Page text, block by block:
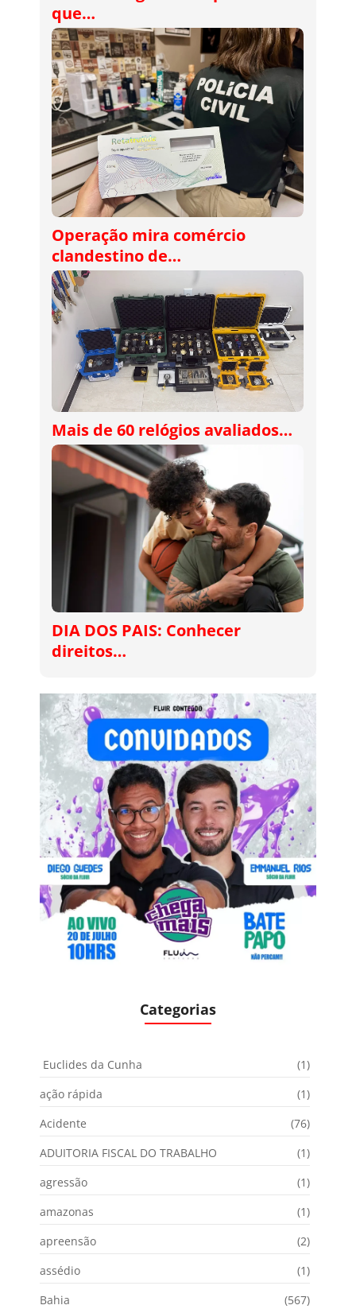
que…
Operação mira comércio
clandestino de…
Mais de 60 relógios avaliados…
DIA DOS PAIS: Conhecer
direitos…
Categorias
Euclides da Cunha
(1)
ação rápida
(1)
Acidente
(76)
ADUITORIA FISCAL DO TRABALHO
(1)
agressão
(1)
amazonas
(1)
apreensão
(2)
assédio
(1)
Bahia
(567)